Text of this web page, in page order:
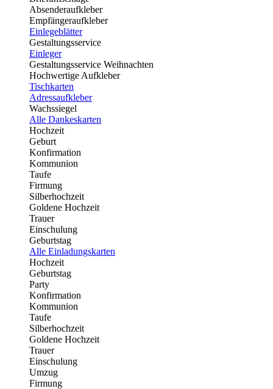
Absenderaufkleber
Empfängeraufkleber
Einlegeblätter
Gestaltungsservice
Einleger
Gestaltungsservice Weihnachten
Hochwertige Aufkleber
Tischkarten
Adressaufkleber
Wachssiegel
Alle Dankeskarten
Hochzeit
Geburt
Konfirmation
Kommunion
Taufe
Firmung
Silberhochzeit
Goldene Hochzeit
Trauer
Einschulung
Geburtstag
Alle Einladungskarten
Hochzeit
Geburtstag
Party
Konfirmation
Kommunion
Taufe
Silberhochzeit
Goldene Hochzeit
Trauer
Einschulung
Umzug
Firmung